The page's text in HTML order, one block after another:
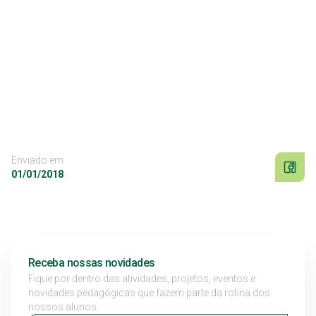
Enviado em
01/01/2018
Receba nossas novidades
Fique por dentro das atividades, projetos, eventos e
novidades pedagógicas que fazem parte da rotina dos
nossos alunos.